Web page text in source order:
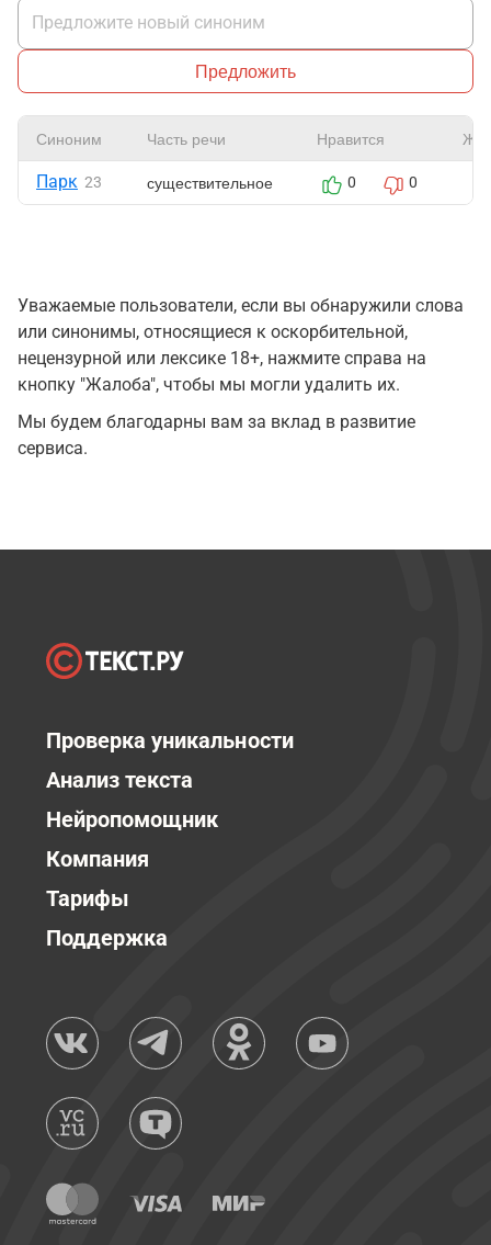
Предложить
Синоним Часть речи Нравится
Парк 23 существительное 0 0
Уважаемые пользователи, если вы обнаружили слова
или синонимы, относящиеся к оскорбительной,
нецензурной или лексике 18+, нажмите справа на
кнопку "Жалоба", чтобы мы могли удалить их.
Мы будем благодарны вам за вклад в развитие
сервиса.
Проверка уникальности
Анализ текста
Нейропомощник
Компания
Тарифы
Поддержка